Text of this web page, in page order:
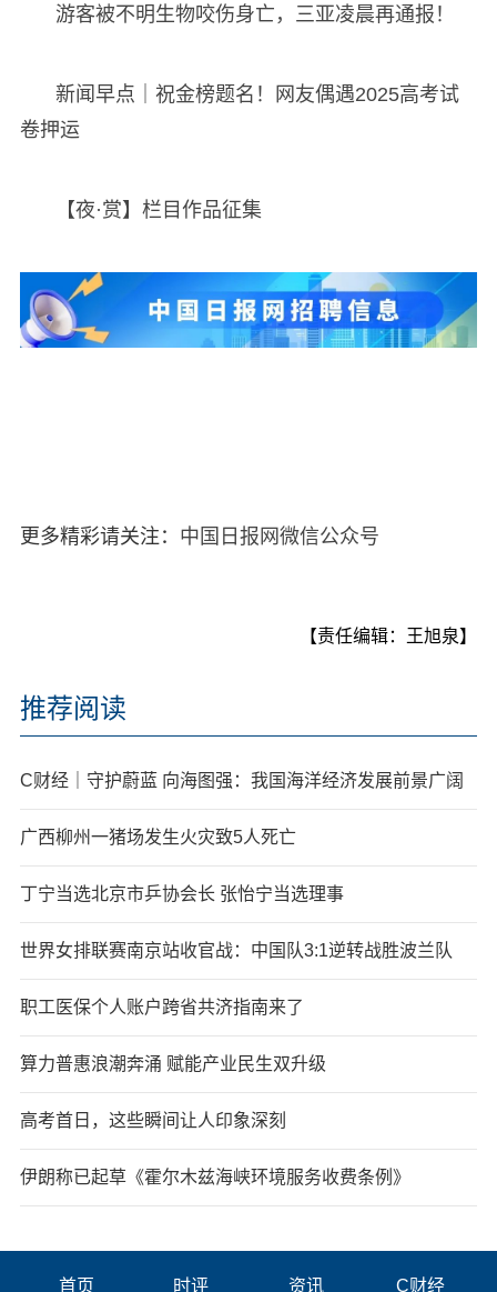
游客被不明生物咬伤身亡，三亚凌晨再通报！
新闻早点｜祝金榜题名！网友偶遇2025高考试
卷押运
【夜·赏】栏目作品征集
更多精彩请关注： 中国日报网微信公众号
【责任编辑：王旭泉】
推荐阅读
C财经｜守护蔚蓝 向海图强：我国海洋经济发展前景广阔
广西柳州一猪场发生火灾致5人死亡
丁宁当选北京市乒协会长 张怡宁当选理事
世界女排联赛南京站收官战：中国队3:1逆转战胜波兰队
职工医保个人账户跨省共济指南来了
算力普惠浪潮奔涌 赋能产业民生双升级
高考首日，这些瞬间让人印象深刻
伊朗称已起草《霍尔木兹海峡环境服务收费条例》
首页 时评 资讯 C财经